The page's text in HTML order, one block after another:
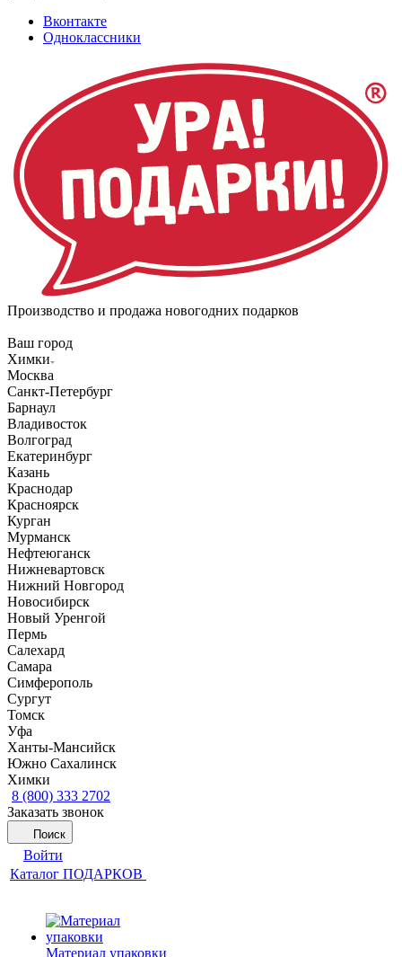
Вконтакте
Одноклассники
Производство и продажа новогодних подарков
Ваш город
Химки
Москва
Санкт-Петербург
Барнаул
Владивосток
Волгоград
Екатеринбург
Казань
Краснодар
Красноярск
Курган
Мурманск
Нефтеюганск
Нижневартовск
Нижний Новгород
Новосибирск
Новый Уренгой
Пермь
Салехард
Самара
Симферополь
Сургут
Томск
Уфа
Ханты-Мансийск
Южно Сахалинск
Химки
8 (800) 333 2702
Заказать звонок
Поиск
Войти
Каталог ПОДАРКОВ
Материал упаковки